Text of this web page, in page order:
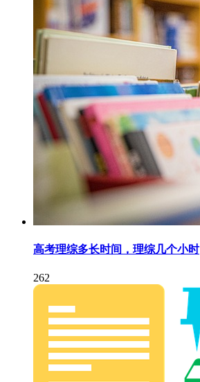
高考理综多长时间，理综几个小时
262